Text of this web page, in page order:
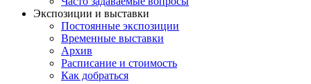
Экспозиции и выставки
Постоянные экспозиции
Временные выставки
Архив
Расписание и стоимость
Как добраться